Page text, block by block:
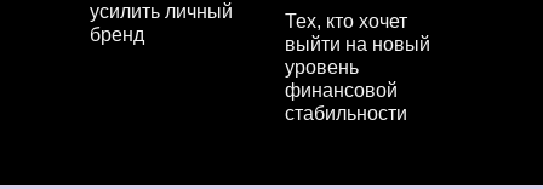
усилить личный
бренд
Тех, кто хочет
выйти на новый
уровень
финансовой
стабильности